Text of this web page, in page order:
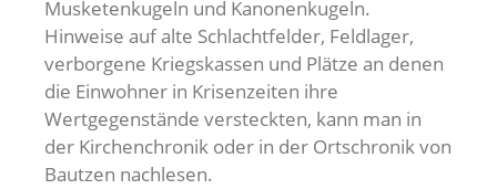
Musketenkugeln und Kanonenkugeln.
Hinweise auf alte Schlachtfelder, Feldlager,
verborgene Kriegskassen und Plätze an denen
die Einwohner in Krisenzeiten ihre
Wertgegenstände versteckten, kann man in
der Kirchenchronik oder in der Ortschronik von
Bautzen nachlesen.